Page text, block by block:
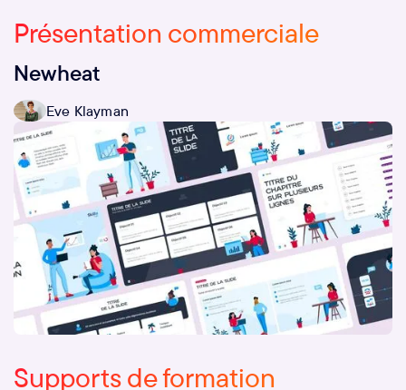
Présentation commerciale
Newheat
Eve Klayman
Supports de formation